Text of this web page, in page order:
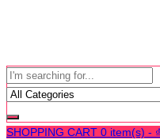
SHOPPING CART 0 item(s) - ₫